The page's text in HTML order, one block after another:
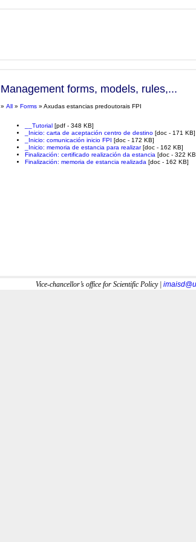
Management forms, models, rules,...
» All » Forms » Axudas estancias predoutorais FPI
__Tutorial [pdf - 348 KB]
_Inicio: carta de aceptación centro de destino [doc - 171 KB]
_Inicio: comunicación inicio FPI [doc - 172 KB]
_Inicio: memoria de estancia para realizar[doc - 162 KB]
Finalización: certificado realización da estancia [doc - 322
Finalización: memoria de estancia realizada [doc - 162 KB]
Vice-chancellor’s office for Scientific Policy |